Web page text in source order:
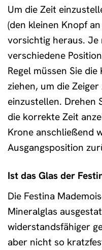
Um die Zeit
(den kleinen Knopf
vorsichtig heraus. Je
verschiedene
Regel müssen Sie
ziehen, um die
einzustellen. Drehen
die korrekte Zeit
Krone anschließend
Ausgangsposition
Ist das Glas der
Die Festina
Mineralglas
widerstandsfähiger
aber nicht so